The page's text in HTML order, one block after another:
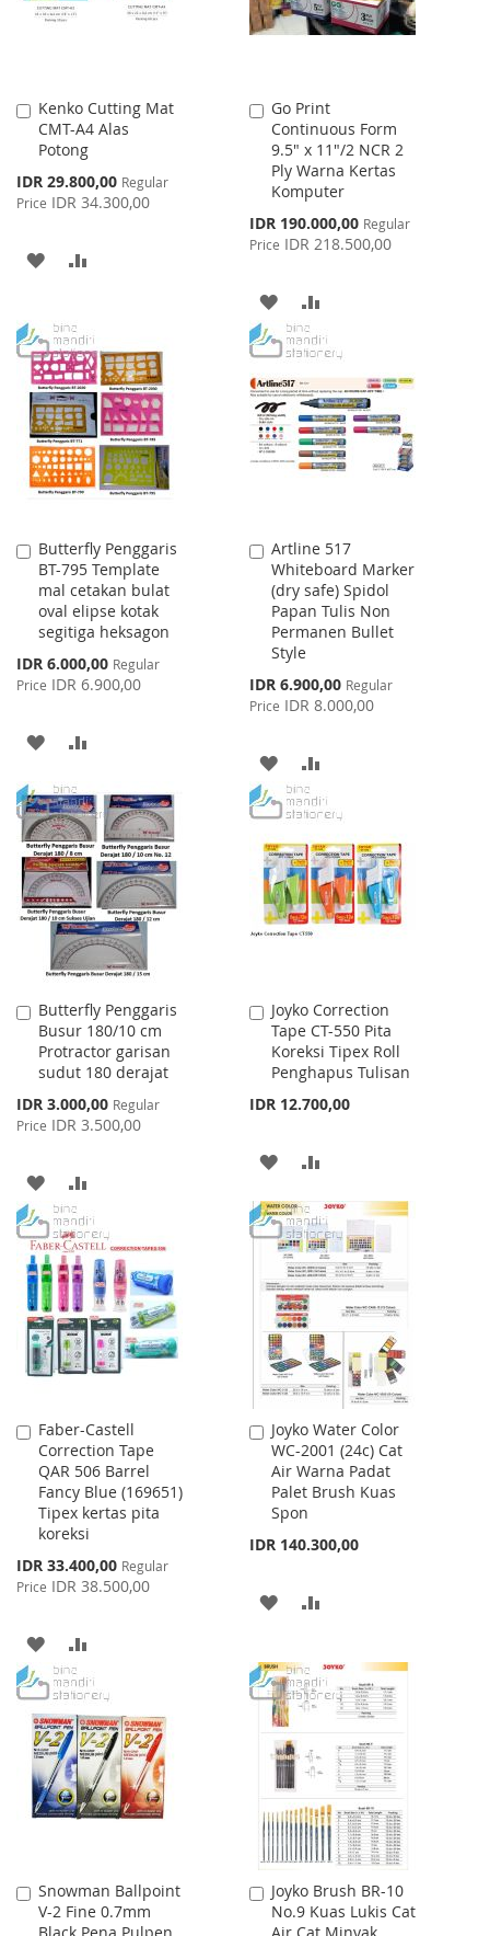
Kenko Cutting Mat
CMT-A4 Alas
Potong
Special
Price
IDR 29.800,00 Regular
Price IDR 34.300,00
Add
to
Cart
ADD
WISH
LIST
COMPARE
Go Print
Continuous Form
9.5" x 11"/2 NCR 2
Ply Warna Kertas
Komputer
Special
Price
IDR 190.000,00 Regular
Price IDR 218.500,00
Add
to
Cart
ADD
TO
WISH
LIST
TO
COMPARE
Butterfly Penggaris
BT-795 Template
mal cetakan bulat
oval elipse kotak
segitiga heksagon
Special
Price
IDR 6.000,00 Regular
Price IDR 6.900,00
Add
to
Cart
ADD
WISH
LIST
COMPARE
Artline 517
Whiteboard Marker
(dry safe) Spidol
Papan Tulis Non
Permanen Bullet
Style
Special
Price
IDR 6.900,00 Regular
Price IDR 8.000,00
Add
to
Cart
ADD
TO
WISH
LIST
TO
COMPARE
Butterfly Penggaris
Busur 180/10 cm
Protractor garisan
sudut 180 derajat
Special
Price
IDR 3.000,00 Regular
Price IDR 3.500,00
Add
to
Cart
ADD
TO
WISH
LIST
TO
COMPARE
Joyko Correction
Tape CT-550 Pita
Koreksi Tipex Roll
Penghapus Tulisan
IDR 12.700,00
Add
to
Cart
ADD
TO
WISH
LIST
TO
COMPARE
Faber-Castell
Correction Tape
QAR 506 Barrel
Fancy Blue (169651)
Tipex kertas pita
koreksi
Special
Price
IDR 33.400,00 Regular
Price IDR 38.500,00
Add
to
Cart
ADD
TO
WISH
LIST
TO
COMPARE
Joyko Water Color
WC-2001 (24c) Cat
Air Warna Padat
Palet Brush Kuas
Spon
IDR 140.300,00
Add
to
Cart
ADD
WISH
LIST
COMPARE
Snowman Ballpoint
V-2 Fine 0.7mm
Add
to
Joyko Brush BR-10
No.9 Kuas Lukis Cat
Add
to